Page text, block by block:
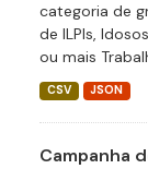
categoria de
de ILPIs,
ou mais
CSV JSON
Campanha